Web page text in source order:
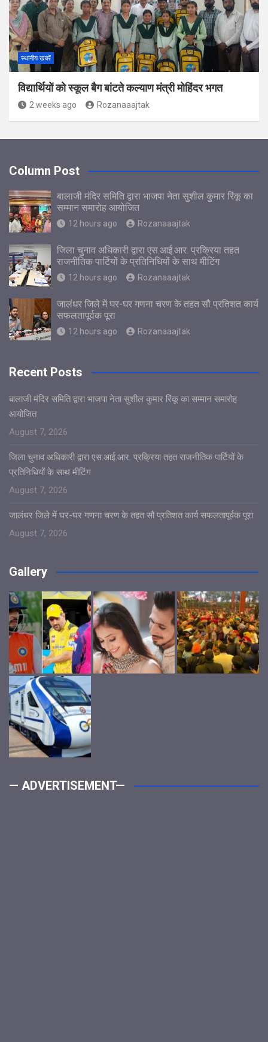
स्थानीय खबरें
विद्यार्थियों को स्कूल बैग बांटते कल्याण मंत्री मोहिंदर भगत
2 weeks ago Rozanaaajtak
Column Post
बालाजी मंदिर समिति द्वारा भाजपा नेता सुशील कुमार रिंकू का
सम्मान समारोह आयोजित
12 hours ago Rozanaaajtak
जिला चुनाव अधिकारी द्वारा एस.आई.आर. प्रक्रिया तहत
राजनीतिक पार्टियों के प्रतिनिधियों के साथ मीटिंग
12 hours ago Rozanaaajtak
जालंधर जिले में घर-घर गणना चरण के तहत सौ प्रतिशत कार्य
सफलतापूर्वक पूरा
12 hours ago Rozanaaajtak
Recent Posts
बालाजी मंदिर समिति द्वारा भाजपा नेता सुशील कुमार रिंकू का सम्मान समारोह
आयोजित
August 7, 2026
जिला चुनाव अधिकारी द्वारा एस.आई.आर. प्रक्रिया तहत राजनीतिक पार्टियों के
प्रतिनिधियों के साथ मीटिंग
August 7, 2026
जालंधर जिले में घर-घर गणना चरण के तहत सौ प्रतिशत कार्य सफलतापूर्वक पूरा
August 7, 2026
Gallery
— ADVERTISEMENT—